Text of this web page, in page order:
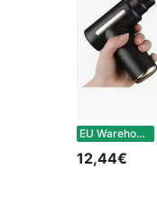
EU Warehouse
12,44€